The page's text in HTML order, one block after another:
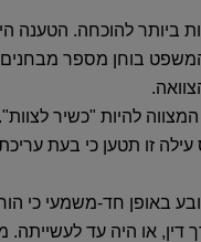
ביותר להוכחה.
בוחן מספר מבחנים
להיות "כשיר
זו תטען כי בעת
קובע באופן חד-
או היה עד לעשייתה.